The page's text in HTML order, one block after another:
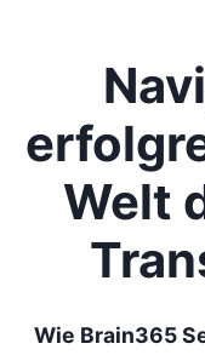
Welt
Wie Brain365